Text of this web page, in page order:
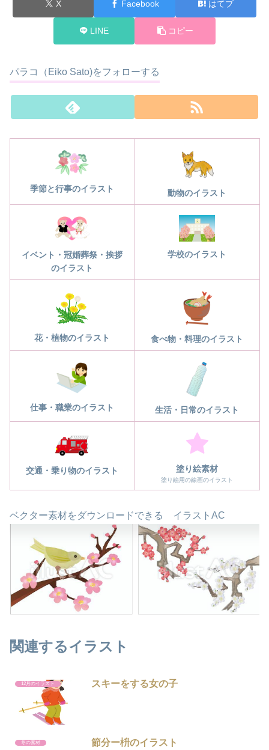
X Facebook はてブ
LINE コピー
パラコ（Eiko Sato)をフォローする
季節と行事のイラスト 動物のイラスト
イベント・冠婚葬祭・挨拶
のイラスト
学校のイラスト
花・植物のイラスト 食べ物・料理のイラスト
仕事・職業のイラスト 生活・日常のイラスト
交通・乗り物のイラスト 塗り絵素材
塗り絵用の線画のイラスト
ベクター素材をダウンロードできる イラストAC
関連するイラスト
12月のイラスト スキーをする女の子
冬の素材 節分ー枡のイラスト